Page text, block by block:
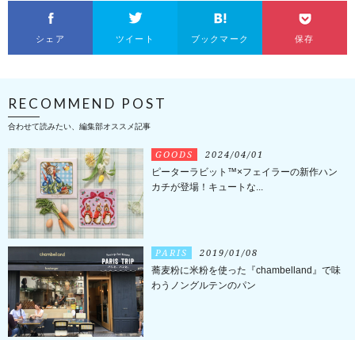
シェア ツイート ブックマーク 保存
RECOMMEND POST
合わせて読みたい、編集部オススメ記事
GOODS 2024/04/01
ピーターラビット™×フェイラーの新作ハン
カチが登場！キュートな...
PARIS 2019/01/08
蕎麦粉に米粉を使った『chambelland』で味
わうノングルテンのパン